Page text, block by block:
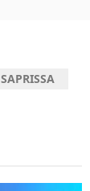
SAPRISSA